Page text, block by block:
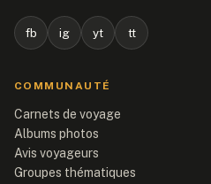
fb ig yt tt
COMMUNAUTÉ
Carnets de voyage
Albums photos
Avis voyageurs
Groupes thématiques